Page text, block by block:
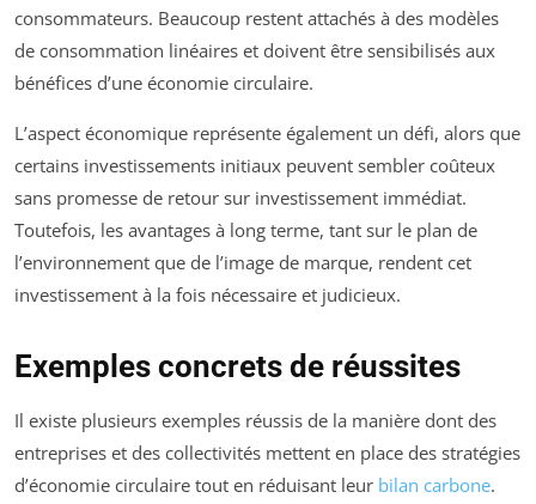
consommateurs. Beaucoup restent attachés à des modèles
de consommation linéaires et doivent être sensibilisés aux
bénéfices d’une économie circulaire.
L’aspect économique représente également un défi, alors que
certains investissements initiaux peuvent sembler coûteux
sans promesse de retour sur investissement immédiat.
Toutefois, les avantages à long terme, tant sur le plan de
l’environnement que de l’image de marque, rendent cet
investissement à la fois nécessaire et judicieux.
Exemples concrets de réussites
Il existe plusieurs exemples réussis de la manière dont des
entreprises et des collectivités mettent en place des stratégies
d’économie circulaire tout en réduisant leur bilan carbone.